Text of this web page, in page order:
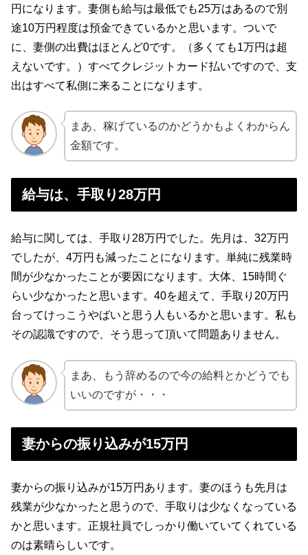
円になります。妻側も給与は最低でも25万はあるので別
途10万円程度は預金できているかと思います。ついで
に、妻側の出費はほとんど0です。（多くても1万円は超
えないです。）すべてクレジットカード払いですので、支
出はすべて私側に来ることになります。
まあ、稼げているのかどうかもよくわからん
金額です。
給与は、手取り28万円
給与に関しては、手取り28万円でした。先月は、32万円
でしたが、4万円も減ったことになります。単純に残業時
間が少なかったことが要因になります。大体、15時間ぐ
らい少なかったと思います。40を超えて、手取り20万円
台ってけっこうやばいと思う人もいるかと思います。私も
その認識ですので、そう思って頂いて問題ありません。
まあ、もう辞めるので今の給料とかどうでも
いいのですが・・・
妻からの振り込みが15万円
妻からの振り込みが15万円あります。妻のほうも先月は
残業が少なかったと思うので、手取りは少なくなっている
かと思います。正規社員でしっかり働いていてくれている
のは素晴らしいです。